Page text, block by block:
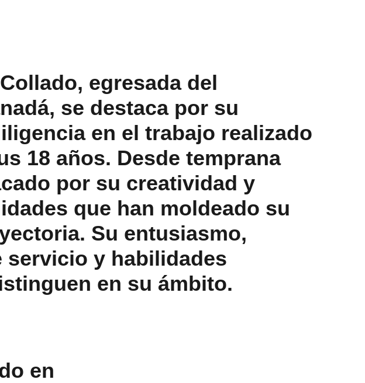
egresada del
se destaca por su
en el trabajo realizado
18 años. Desde temprana
por su creatividad y
que han moldeado su
Su entusiasmo,
y habilidades
en su ámbito.
en